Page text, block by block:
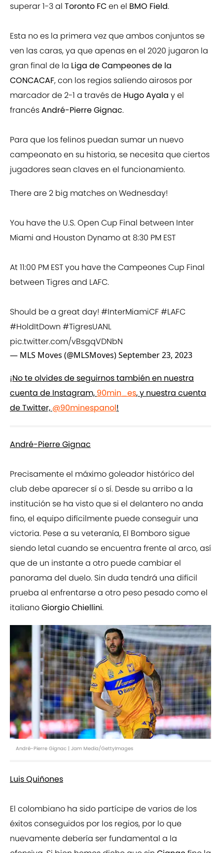
superar 1-3 al Toronto FCen el BMO Field.
Esta no es la primera vez que ambos conjuntos se
ven las caras, ya que apenas en el 2020 jugaron la
gran final de la Liga de Campeones de la
CONCACAF, con los regios saliendo airosos por
marcador de 2-1 a través de Hugo Ayala y el
francésAndré-Pierre Gignac.
Para que los felinos puedan sumar un nuevo
campeonato en su historia, se necesita que ciertos
jugadores sean claves en el funcionamiento.
There are 2 big matches on Wednesday!
You have the U.S. Open Cup Final between Inter
Miami and Houston Dynamo at 8:30 PM EST
At 11:00 PM EST you have the Campeones Cup Final
between Tigres and LAFC.
Should be a great day! #InterMiamiCF#LAFC
#HoldItDown #TigresUANL
pic.twitter.com/vBsgqVDNbN
— MLS Moves (@MLSMoves)September 23, 2023
¡No te olvides de seguirnos también en nuestra
cuenta de Instagram, 90min_es, y nuestra cuenta
de Twitter, @90minespanol!
André-Pierre Gignac
Precisamente el máximo goleador histórico del
club debe aparecer sí o sí. Desde su arribo a la
institución se ha visto que si el delantero no anda
fino, el equipo difícilmente puede conseguir una
victoria. Pese a su veteranía, El Bomboro sigue
siendo letal cuando se encuentra frente al arco, así
que de un instante a otro puede cambiar el
panorama del duelo. Sin duda tendrá una difícil
prueba al enfrentarse a otro peso pesado como el
italianoGiorgio Chiellini.
André-Pierre Gignac | Jam Media/GettyImages
Luis Quiñones
El colombiano ha sido partícipe de varios de los
éxitos conseguidos por los regios, por lo que
nuevamente debería ser fundamental a la